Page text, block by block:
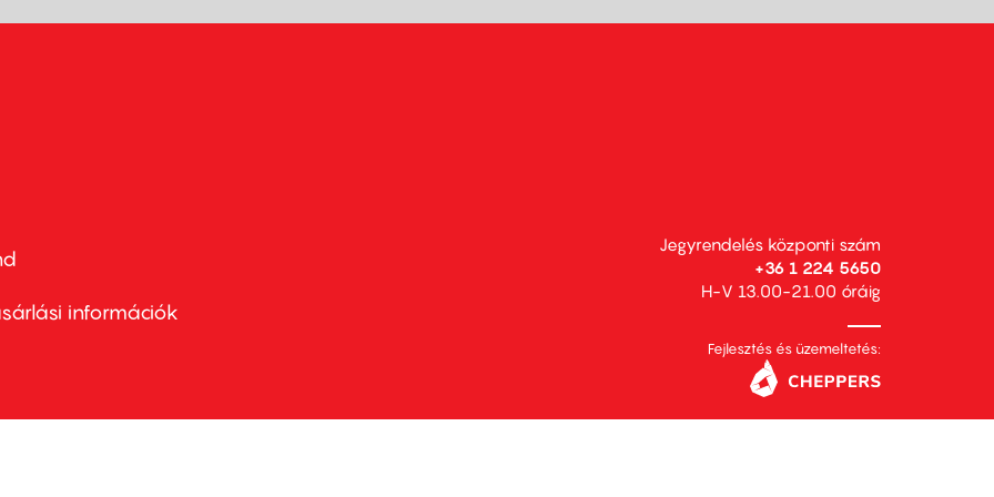
információk
Jegyrendelés központi szám
+36 1 224 5650
H-V 13.00-21.00 óráig
Fejlesztés és üzemeltetés: